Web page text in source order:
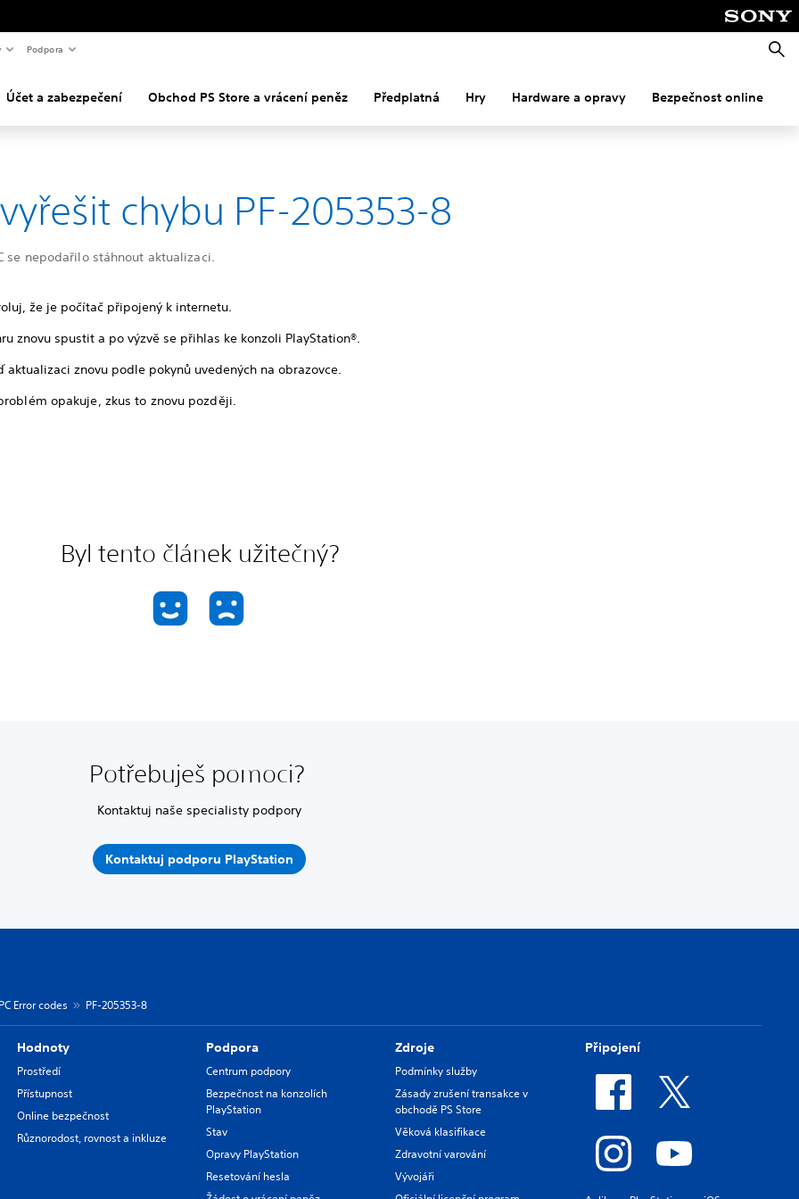
Podpora
Účet a zabezpečení Obchod PS Store a vrácení peněz Předplatná Hry Hardware a opravy Bezpečnost online
chybu PF-205353-8
se nepodařilo stáhnout aktualizaci.
že je počítač připojený k internetu.
znovu spustit a po výzvě se přihlas ke konzoli PlayStation®.
aktualizaci znovu podle pokynů uvedených na obrazovce.
opakuje, zkus to znovu později.
Byl tento článek užitečný?
Potřebuješ pomoci?
Kontaktuj naše specialisty podpory
Kontaktuj podporu PlayStation
PC Error codes PF-205353-8
Hodnoty
Prostředí
Přístupnost
Online bezpečnost
Různorodost, rovnost a inkluze
Podpora
Centrum podpory
Bezpečnost na konzolích
PlayStation
Stav
Opravy PlayStation
Resetování hesla
Zdroje
Podmínky služby
Zásady zrušení transakce v
obchodě PS Store
Věková klasifikace
Zdravotní varování
Vývojáři
Připojení